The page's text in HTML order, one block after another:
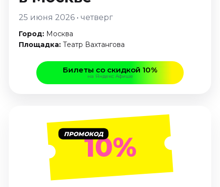
Январь 2027
Стендап
Август 2026
Октябрь 2026
Ноябрь 2026
Август 2026
Сентябрь 2026
Октябрь 2026
Декабрь 2026
Январь 2027
25 июня 2026 • четверг
Город: Москва
Площадка: Театр Вахтангова
Билеты со скидкой 10%
на Яндекс Афише
ПРОМОКОД10%